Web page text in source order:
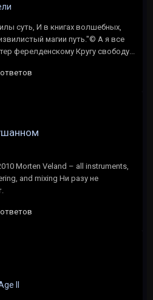
суть, И в книгах волшебных,
магии путь."© А я все
ферелденскому Кругу свободу...
Morten Veland – all instruments,
and mixing Ни разу не
ответов
II